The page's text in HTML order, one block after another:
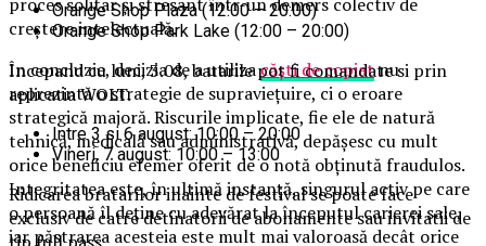
creștere intelectuală.
În concluzie, decizia de a utilizacăști de copiatnu
reprezintă o strategie de supraviețuire, ci o eroare
strategică majoră. Riscurile implicate, fie ele de natură
tehnică, medicală sau administrativă, depășesc cu mult
orice beneficiu efemer oferit de o notă obținută fraudulos.
Integritatea este, în ultimă instanță, singurul activ pe care
o persoană îl deține cu adevărat la începutul carierei sale,
iar păstrarea acesteia este mult mai valoroasă decât orice
Orange Shop Plaza (12:00 – 20:00)
Orange Shop Park Lake (12:00 – 20:00)
Incepand cu luni, 3.08, batarile pot fi comandate si prin
aplicatia WOLT.
Intre 3 si 6 august: 10:00 – 20:00
Vineri, 7 august: 10:00 – 13:00
Ridicarea bratarilor inainte de festival se poate face
exclusiv de catre detinatorii de abonamente sau invitatii de
tip full pass.